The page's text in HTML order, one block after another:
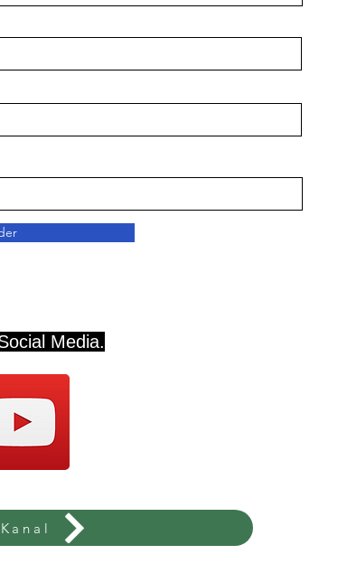
Media.